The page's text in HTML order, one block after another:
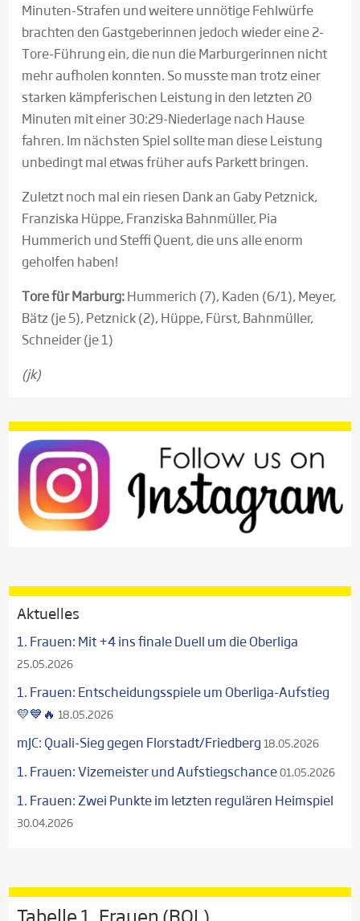
Minuten-Strafen und weitere unnötige Fehlwürfe
brachten den Gastgeberinnen jedoch wieder eine 2-
Tore-Führung ein, die nun die Marburgerinnen nicht
mehr aufholen konnten. So musste man trotz einer
starken kämpferischen Leistung in den letzten 20
Minuten mit einer 30:29-Niederlage nach Hause
fahren. Im nächsten Spiel sollte man diese Leistung
unbedingt mal etwas früher aufs Parkett bringen.
Zuletzt noch mal ein riesen Dank an Gaby Petznick,
Franziska Hüppe, Franziska Bahnmüller, Pia
Hummerich und Steffi Quent, die uns alle enorm
geholfen haben!
Tore für Marburg:Hummerich (7), Kaden (6/1), Meyer,
Bätz (je 5), Petznick (2), Hüppe, Fürst, Bahnmüller,
Schneider (je 1)
(jk)
Aktuelles
1. Frauen: Mit +4 ins finale Duell um die Oberliga
25.05.2026
1. Frauen: Entscheidungsspiele um Oberliga-Aufstieg
💛💙🔥 18.05.2026
mJC: Quali-Sieg gegen Florstadt/Friedberg 18.05.2026
1. Frauen: Vizemeister und Aufstiegschance01.05.2026
1. Frauen: Zwei Punkte im letzten regulären Heimspiel
30.04.2026